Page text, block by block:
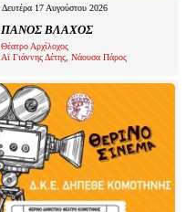
Δευτέρα 17 Αυγούστου 2026
ΠΑΝΟΣ ΒΛΑΧΟΣ
Θέατρο Αρχίλοχος
Αϊ Γιάννης Δέτης, Νάουσα Πάρος